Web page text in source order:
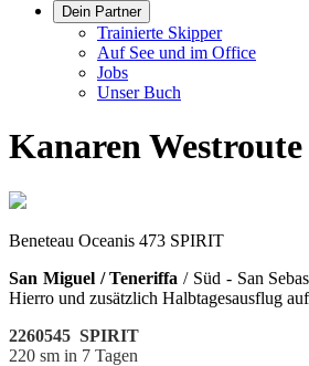
Dein Partner
Trainierte Skipper
Auf See und im Office
Jobs
Unser Buch
Kanaren Westroute
Beneteau Oceanis 473 SPIRIT
San Miguel / Teneriffa/ Süd - San
Hierro und zusätzlich Halbtagesausflug
2260545 SPIRIT
220 sm in 7 Tagen